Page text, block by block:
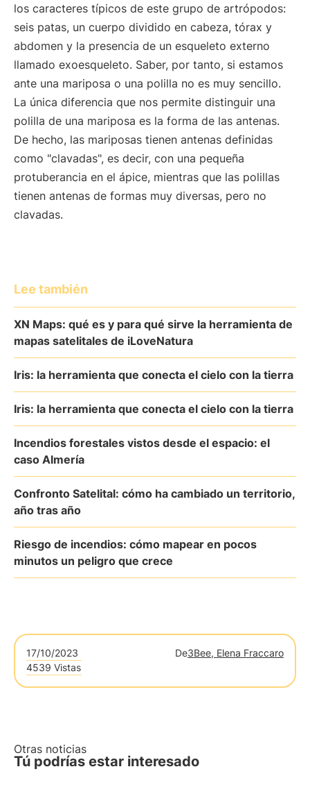
los caracteres típicos de este grupo de artrópodos:
seis patas, un cuerpo dividido en cabeza, tórax y
abdomen y la presencia de un esqueleto externo
llamado exoesqueleto. Saber, por tanto, si estamos
ante una mariposa o una polilla no es muy sencillo.
La única diferencia que nos permite distinguir una
polilla de una mariposa es la forma de las antenas.
De hecho, las mariposas tienen antenas definidas
como "clavadas", es decir, con una pequeña
protuberancia en el ápice, mientras que las polillas
tienen antenas de formas muy diversas, pero no
clavadas.
Lee también
XN Maps: qué es y para qué sirve la herramienta de
mapas satelitales de iLoveNatura
Iris: la herramienta que conecta el cielo con la tierra
Iris: la herramienta que conecta el cielo con la tierra
Incendios forestales vistos desde el espacio: el
caso Almería
Confronto Satelital: cómo ha cambiado un territorio,
año tras año
Riesgo de incendios: cómo mapear en pocos
minutos un peligro que crece
17/10/2023 De3Bee, Elena Fraccaro
4539 Vistas
Otras noticias
Tú podrías estar interesado